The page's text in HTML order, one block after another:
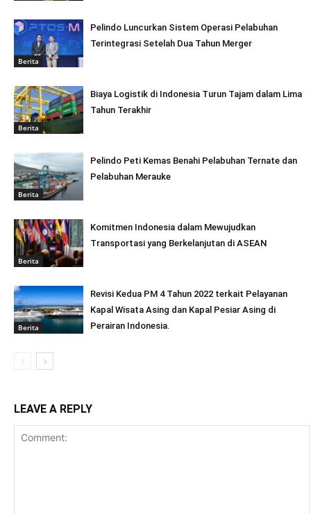
Berita
Pelindo Luncurkan Sistem Operasi Pelabuhan
Terintegrasi Setelah Dua Tahun Merger
Berita
Biaya Logistik di Indonesia Turun Tajam dalam Lima
Tahun Terakhir
Berita
Pelindo Peti Kemas Benahi Pelabuhan Ternate dan
Pelabuhan Merauke
Berita
Komitmen Indonesia dalam Mewujudkan
Transportasi yang Berkelanjutan di ASEAN
Berita
Revisi Kedua PM 4 Tahun 2022 terkait Pelayanan
Kapal Wisata Asing dan Kapal Pesiar Asing di
Perairan Indonesia.
LEAVE A REPLY